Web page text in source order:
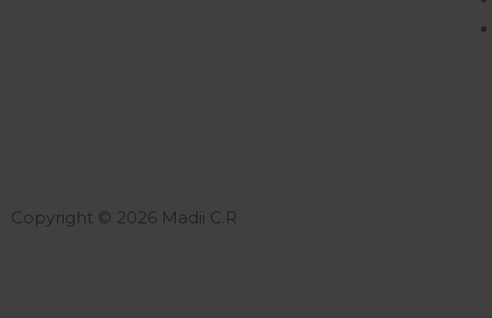
Copyright © 2026 Madii C.R